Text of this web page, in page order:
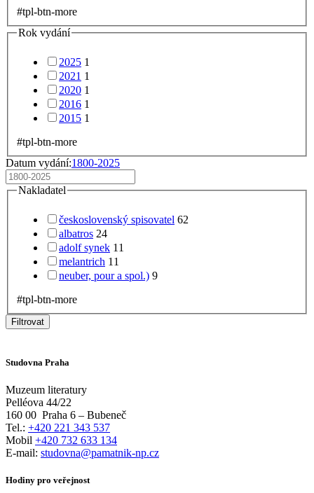
#tpl-btn-more
Rok vydání
2025 1
2021 1
2020 1
2016 1
2015 1
#tpl-btn-more
Datum vydání:1800-2025
Nakladatel
československý spisovatel 62
albatros 24
adolf synek 11
melantrich 11
neuber, pour a spol.) 9
#tpl-btn-more
Filtrovat
Studovna Praha
Muzeum literatury
Pelléova 44/22
160 00 Praha 6 – Bubeneč
Tel.: +420 221 343 537
Mobil +420 732 633 134
E-mail: studovna@pamatnik-np.cz
Hodiny pro veřejnost